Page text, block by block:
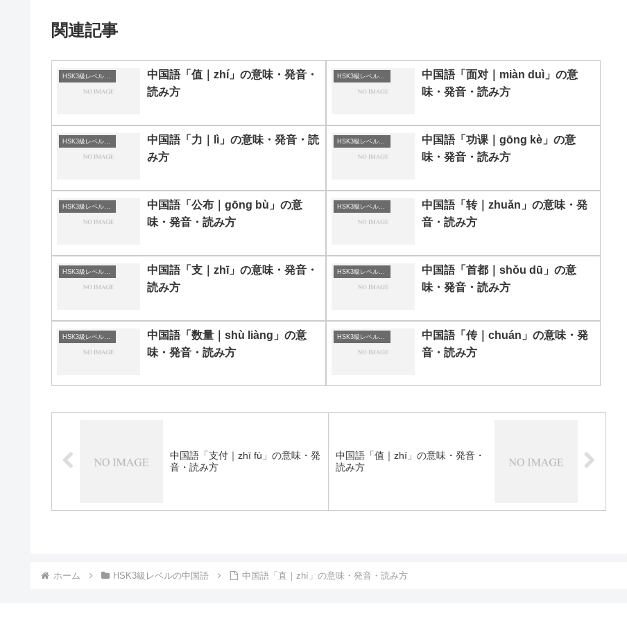
関連記事
中国語「值｜zhí」の意味・発音・
読み方
中国語「面对｜miàn duì」の意
味・発音・読み方
中国語「力｜lì」の意味・発音・読
み方
中国語「功课｜gōng kè」の意
味・発音・読み方
中国語「公布｜gōng bù」の意
味・発音・読み方
中国語「转｜zhuǎn」の意味・発
音・読み方
中国語「支｜zhī」の意味・発音・
読み方
中国語「首都｜shǒu dū」の意
味・発音・読み方
中国語「数量｜shù liàng」の意
味・発音・読み方
中国語「传｜chuán」の意味・発
音・読み方
中国語「支付｜zhī fù」の意味・発
音・読み方
中国語「值｜zhí」の意味・発音・
読み方
ホーム HSK3級レベルの中国語 中国語「直｜zhí」の意味・発音・読み方